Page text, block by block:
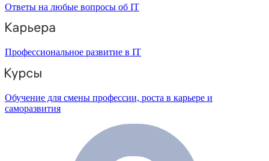
Ответы на любые вопросы об IT
Профессиональное развитие в IT
Обучение для смены профессии, роста в карьере и
саморазвития